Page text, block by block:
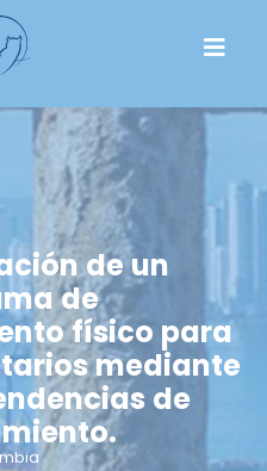
de un
de
físico para
mediante
de